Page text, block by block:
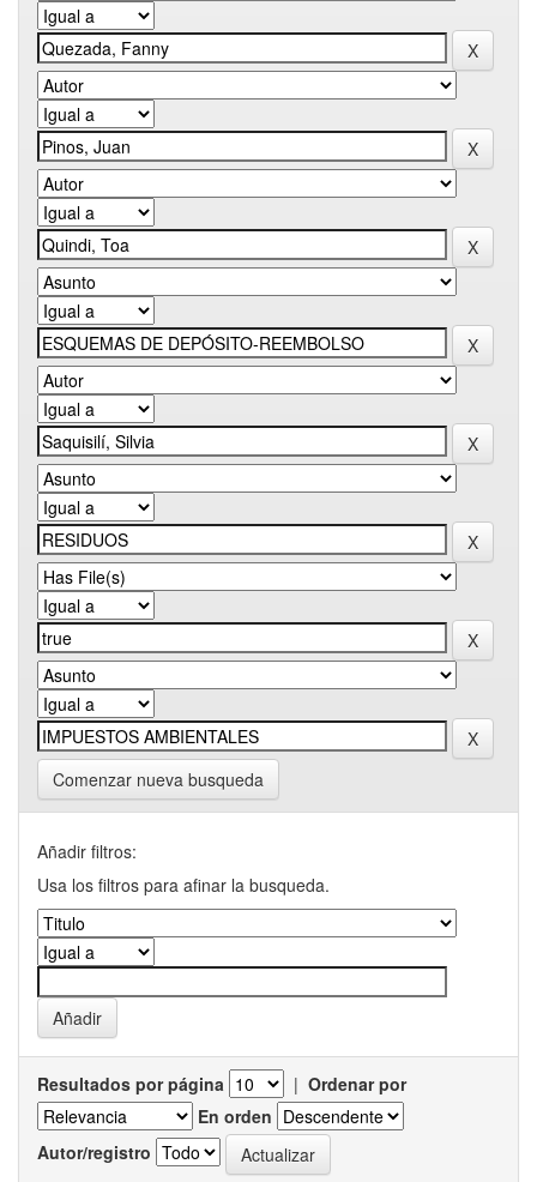
Comenzar nueva busqueda
Añadir filtros:
Usa los filtros para afinar la busqueda.
Resultados por página | Ordenar por
En orden
Autor/registro